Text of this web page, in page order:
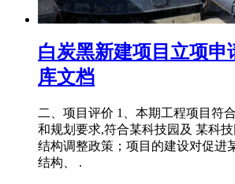
白炭黑新建项目立项申
库文档
二、项目评价 1、本期工程项目符
和规划要求,符合某科技园及 某科
结构调整政策；项目的建设对促进
结构、 .